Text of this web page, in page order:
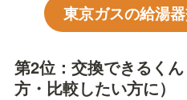
東京ガスの給湯
第2位：交換できるく
方・比較したい方に）